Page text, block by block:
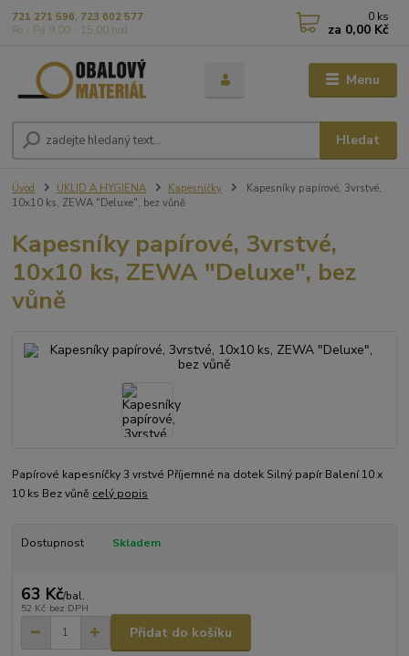
Menu
Hledat
721 271 596, 723 602 577
Po - Pá 9,00 - 15,00 hod
0 ks
za 0,00 Kč
Úvod ÚKLID A HYGIENA Kapesníčky
Kapesníky papírové, 3vrstvé,
10x10 ks, ZEWA "Deluxe", bez vůně
Kapesníky papírové, 3vrstvé,
10x10 ks, ZEWA "Deluxe", bez
vůně
Papírové kapesníčky 3 vrstvé Příjemné na dotek Silný papír Balení 10 x
10 ks Bez vůně celý popis
Dostupnost Skladem
63 Kč/bal.
52 Kč bez DPH
Přidat do košíku